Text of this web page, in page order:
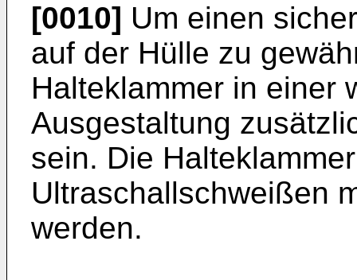
[0010] Um einen
auf der Hülle zu
Halteklammer in einer
Ausgestaltung
sein. Die
Ultraschallschweißen
werden.